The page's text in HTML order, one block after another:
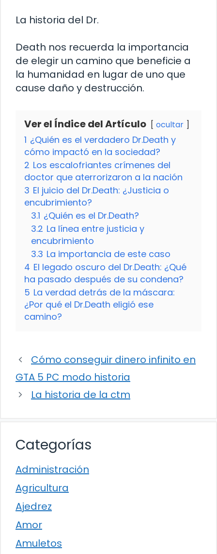
La historia del Dr.
Death nos recuerda la importancia
de elegir un camino que beneficie a
la humanidad en lugar de uno que
cause daño y destrucción.
Ver el Índice del Artículo ocultar
1 ¿Quién es el verdadero Dr.Death y
cómo impactó en la sociedad?
2 Los escalofriantes crímenes del
doctor que aterrorizaron a la nación
3 El juicio del Dr.Death: ¿Justicia o
encubrimiento?
3.1 ¿Quién es el Dr.Death?
3.2 La línea entre justicia y
encubrimiento
3.3 La importancia de este caso
4 El legado oscuro del Dr.Death: ¿Qué
ha pasado después de su condena?
5 La verdad detrás de la máscara:
¿Por qué el Dr.Death eligió ese
camino?
Cómo conseguir dinero infinito en
GTA 5 PC modo historia
La historia de la ctm
Categorías
Administración
Agricultura
Ajedrez
Amor
Amuletos